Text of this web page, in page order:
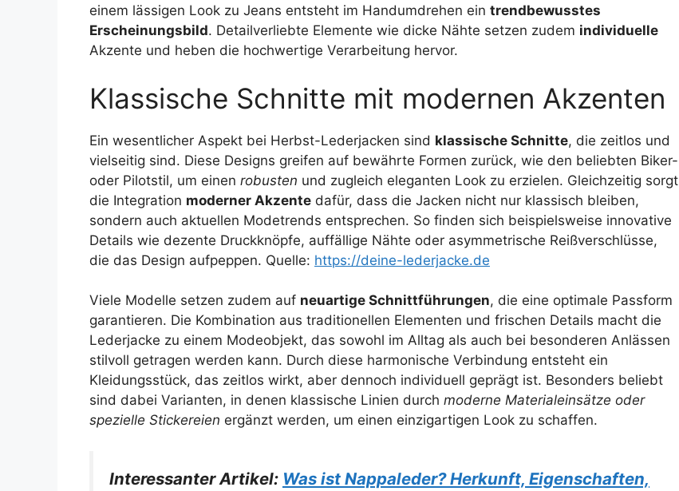
einem lässigen Look zu Jeans entsteht im Handumdrehen ein trendbewusstes
Erscheinungsbild. Detailverliebte Elemente wie dicke Nähte setzen zudem individuelle
Akzente und heben die hochwertige Verarbeitung hervor.
Klassische Schnitte mit modernen Akzenten
Ein wesentlicher Aspekt bei Herbst-Lederjacken sind klassische Schnitte, die zeitlos und
vielseitig sind. Diese Designs greifen auf bewährte Formen zurück, wie den beliebten Biker-
oder Pilotstil, um einen robusten und zugleich eleganten Look zu erzielen. Gleichzeitig sorgt
die Integration moderner Akzente dafür, dass die Jacken nicht nur klassisch bleiben,
sondern auch aktuellen Modetrends entsprechen. So finden sich beispielsweise innovative
Details wie dezente Druckknöpfe, auffällige Nähte oder asymmetrische Reißverschlüsse,
die das Design aufpeppen. Quelle: https://deine-lederjacke.de
Viele Modelle setzen zudem auf neuartige Schnittführungen, die eine optimale Passform
garantieren. Die Kombination aus traditionellen Elementen und frischen Details macht die
Lederjacke zu einem Modeobjekt, das sowohl im Alltag als auch bei besonderen Anlässen
stilvoll getragen werden kann. Durch diese harmonische Verbindung entsteht ein
Kleidungsstück, das zeitlos wirkt, aber dennoch individuell geprägt ist. Besonders beliebt
sind dabei Varianten, in denen klassische Linien durch moderne Materialeinsätze oder
spezielle Stickereien ergänzt werden, um einen einzigartigen Look zu schaffen.
Interessanter Artikel: Was ist Nappaleder? Herkunft, Eigenschaften,